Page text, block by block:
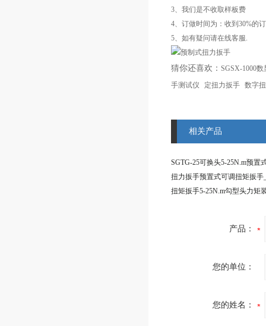
3、我们是不收取样板费
4、订做时间为：收到30%的
5、如有疑问请在线客服.
猜你还喜欢： SGSX-1000
手测试仪
定扭力扳手 数字
相关产品
产品：
您的单位：
您的姓名：